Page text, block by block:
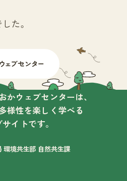
た。
かウェブセンターは、
様性を楽しく学べる
イトです。
環境共生部 自然共生課